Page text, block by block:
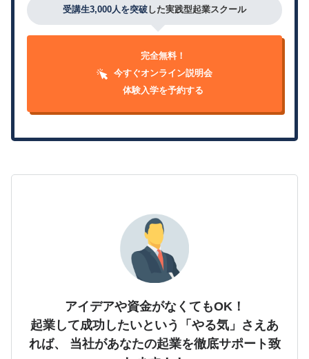
受講生3,000人を突破 した実践型起業スクール
完全無料！
今すぐオンライン説明会
体験入学を予約する
アイデアや資金がなくてもOK！
起業して成功したいという「やる気」さえあ
れば、
当社があなたの起業を徹底サポート致